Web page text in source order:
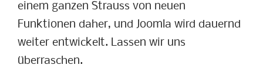
einem ganzen Strauss von neuen
Funktionen daher, und Joomla wird dauernd
weiter entwickelt. Lassen wir uns
überraschen.